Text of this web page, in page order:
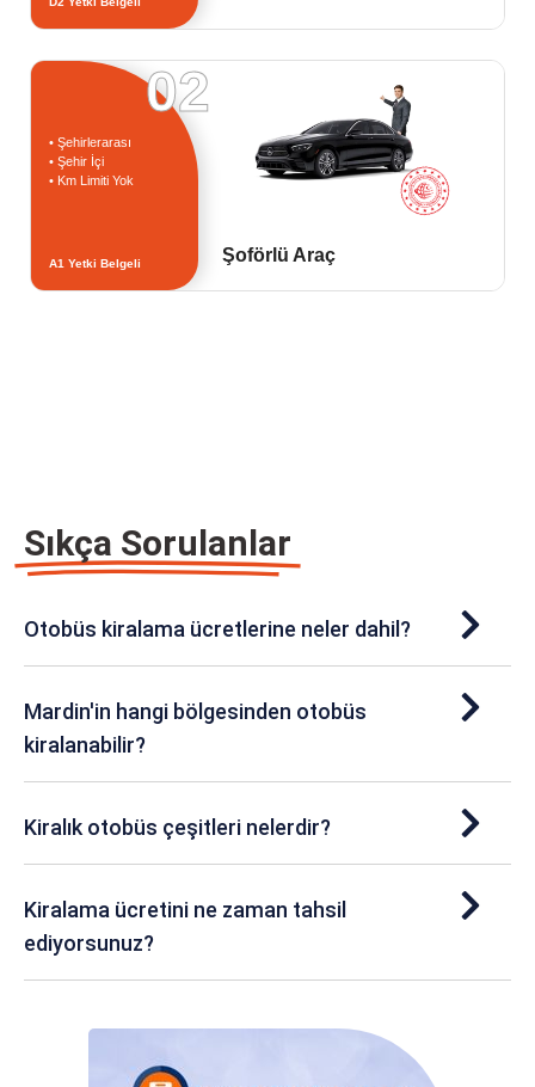
02
• Şehirlerarası
• Şehir İçi
• Km Limiti Yok
A1 Yetki Belgeli Şoförlü Araç
Sıkça Sorulanlar
Otobüs kiralama ücretlerine neler dahil?
Mardin'in hangi bölgesinden otobüs
kiralanabilir?
Kiralık otobüs çeşitleri nelerdir?
Kiralama ücretini ne zaman tahsil
ediyorsunuz?